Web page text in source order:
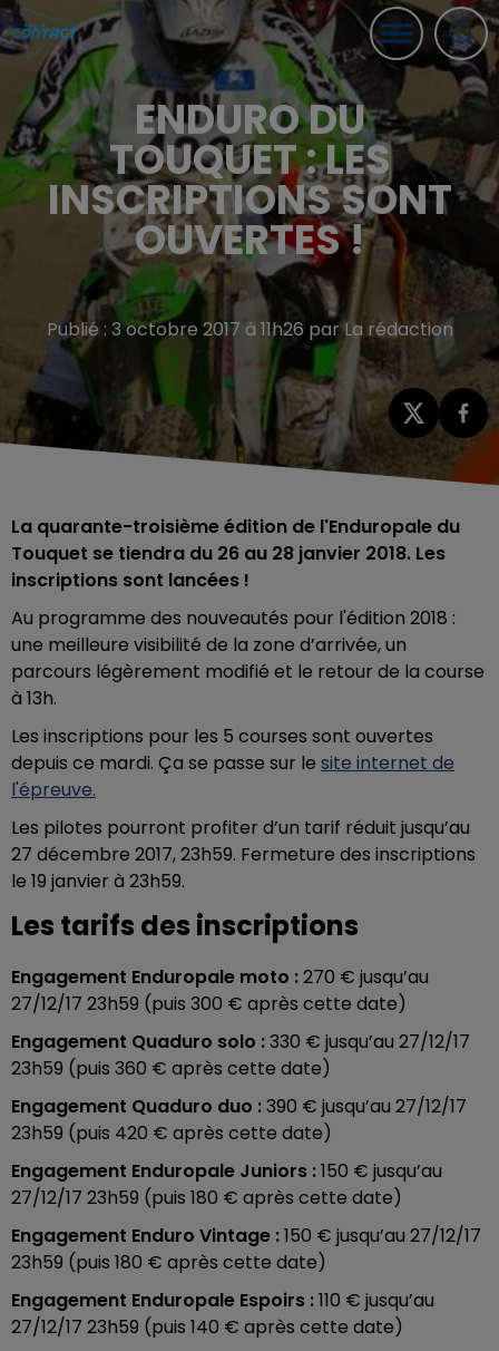
ENDURO DU
TOUQUET : LES
INSCRIPTIONS SONT
OUVERTES !
Publié : 3 octobre 2017 à 11h26 par La rédaction
La quarante-troisième édition de l'Enduropale du
Touquet se tiendra du 26 au 28 janvier 2018. Les
inscriptions sont lancées !
Au programme des nouveautés pour l'édition 2018 :
une meilleure visibilité de la zone d’arrivée, un
parcours légèrement modifié et le retour de la course
à 13h.
Les inscriptions pour les 5 courses sont ouvertes
depuis ce mardi. Ça se passe sur le site internet de
l'épreuve.
Les pilotes pourront profiter d’un tarif réduit jusqu’au
27 décembre 2017, 23h59. Fermeture des inscriptions
le 19 janvier à 23h59.
Les tarifs des inscriptions
Engagement Enduropale moto :270 € jusqu’au
27/12/17 23h59 (puis 300 € après cette date)
Engagement Quaduro solo :330 € jusqu’au 27/12/17
23h59 (puis 360 € après cette date)
Engagement Quaduro duo :390 € jusqu’au 27/12/17
23h59 (puis 420 € après cette date)
Engagement Enduropale Juniors :150 € jusqu’au
27/12/17 23h59 (puis 180 € après cette date)
Engagement Enduro Vintage :150 € jusqu’au 27/12/17
23h59 (puis 180 € après cette date)
Engagement Enduropale Espoirs :110 € jusqu’au
27/12/17 23h59 (puis 140 € après cette date)